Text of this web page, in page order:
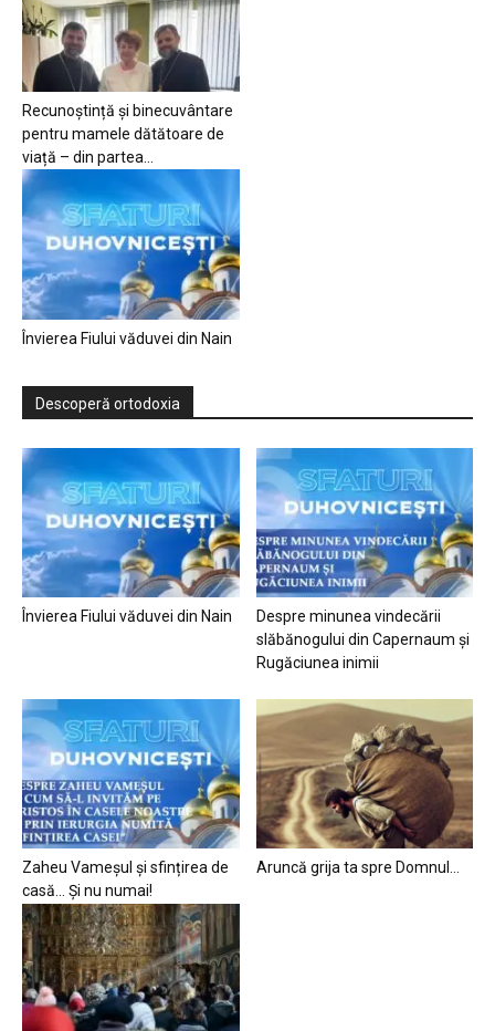
Recunoștință și binecuvântare
pentru mamele dătătoare de
viață – din partea...
Învierea Fiului văduvei din Nain
Descoperă ortodoxia
Învierea Fiului văduvei din Nain
Despre minunea vindecării
slăbănogului din Capernaum și
Rugăciunea inimii
Zaheu Vameșul și sfințirea de
casă… Și nu numai!
Aruncă grija ta spre Domnul…